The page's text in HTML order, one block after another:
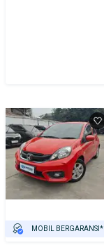
MOBIL BERGARANSI*